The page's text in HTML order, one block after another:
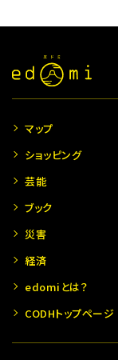
マップ
ショッピング
芸能
ブック
災害
経済
edomiとは？
CODHトップページ